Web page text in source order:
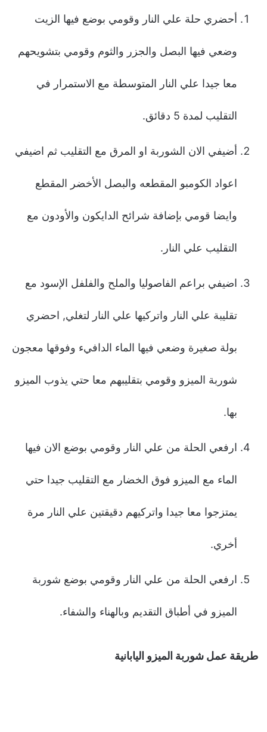
أحضري حلة علي النار وقومي بوضع فيها الزيت
وضعي فيها البصل والجزر والثوم وقومي بتشويحهم
معا جيدا علي النار المتوسطة مع الاستمرار في
التقليب لمدة 5 دقائق.
أضيفي الان الشوربة او المرق مع التقليب ثم اضيفي
اعواد الكومبو المقطعه والبصل الأخضر المقطع
وايضا قومي بإضافة شرائح الدايكون والأودون مع
التقليب علي النار.
اضيفي براعم الفاصوليا والملح والفلفل الإسود مع
تقليبة علي النار واتركيها علي النار لتغلي, احضري
بولة صغيرة وضعي فيها الماء الدافيء وفوقها معجون
شوربة الميزو وقومي بتقليبهم معا حتي يذوب الميزو
بها.
ارفعي الحلة من علي النار وقومي بوضع الان فيها
الماء مع الميزو فوق الخضار مع التقليب جيدا حتي
يمتزجوا معا جيدا واتركيهم دقيقتين علي النار مرة
أخري.
ارفعي الحلة من علي النار وقومي بوضع شوربة
الميزو في أطباق التقديم وبالهناء والشفاء.
طريقة عمل شوربة الميزو اليابانية